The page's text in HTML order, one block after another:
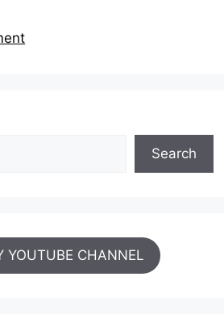
Search
YOUTUBE CHANNEL